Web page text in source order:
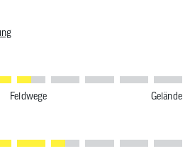
Feldwege Gelände